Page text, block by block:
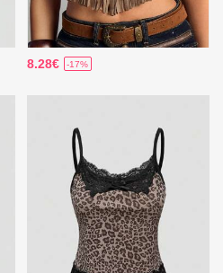
8.28€ -17%